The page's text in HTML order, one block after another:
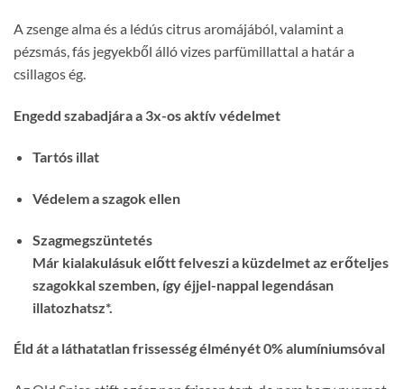
A zsenge alma és a lédús citrus aromájából, valamint a
pézsmás, fás jegyekből álló vizes parfümillattal a határ a
csillagos ég.
Engedd szabadjára a 3x-os aktív védelmet
Tartós illat
Védelem a szagok ellen
Szagmegszüntetés
Már kialakulásuk előtt felveszi a küzdelmet az erőteljes
szagokkal szemben, így éjjel-nappal legendásan
illatozhatsz*.
Éld át a láthatatlan frissesség élményét 0% alumíniumsóval